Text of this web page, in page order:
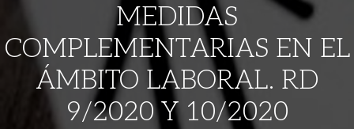
MEDIDAS
COMPLEMENTARIAS EN EL
ÁMBITO LABORAL. RD
9/2020 Y 10/2020